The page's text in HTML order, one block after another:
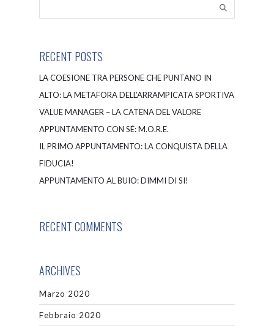
RECENT POSTS
LA COESIONE TRA PERSONE CHE PUNTANO IN
ALTO: LA METAFORA DELL’ARRAMPICATA SPORTIVA
VALUE MANAGER – LA CATENA DEL VALORE
APPUNTAMENTO CON SÉ: M.O.R.E.
IL PRIMO APPUNTAMENTO: LA CONQUISTA DELLA
FIDUCIA!
APPUNTAMENTO AL BUIO: DIMMI DI SI!
RECENT COMMENTS
ARCHIVES
Marzo 2020
Febbraio 2020